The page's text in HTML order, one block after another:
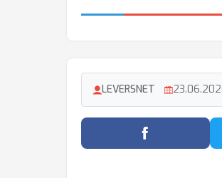
LEVERSNET
Facebook'ta